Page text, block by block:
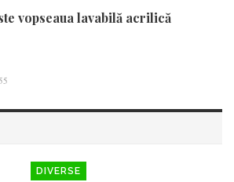
vopseaua lavabilă acrilică
DIVERSE